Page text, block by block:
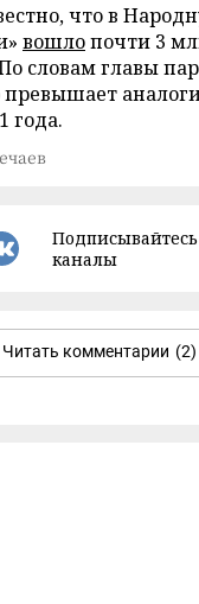
что в
вошлопочти 3
словам главы
превышает
года.
каналы
Читать комментарии (2)